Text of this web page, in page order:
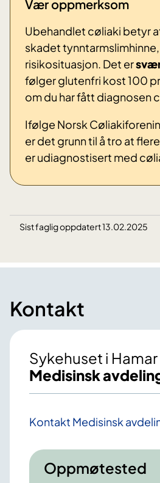
Vær oppmerksom
Ubehandlet cøliaki betyr
skadet
risikosituasjon. Det er
følger glutenfri kost 100
om du har fått diagnosen
Ifølge Norsk
er det grunn til å tro at
er udiagnostisert med
Sist faglig oppdatert 13.02.2025
Kontakt
Sykehuset i Hamar
Medisinsk
Kontakt Medisinsk
Oppmøtested